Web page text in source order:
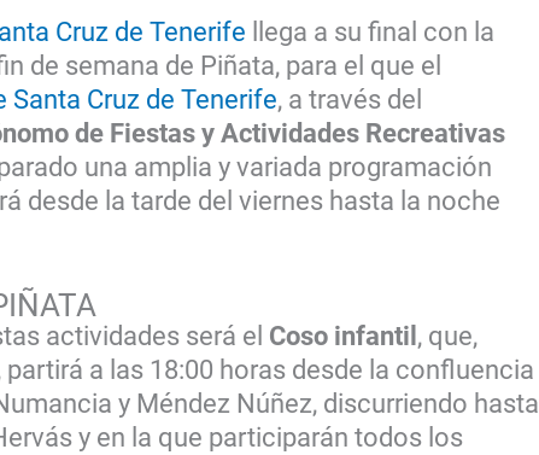
Cruz de Tenerife llega a su final con la
de semana de Piñata, para el que el
Santa Cruz de Tenerife, a través del
de Fiestas y Actividades Recreativas
una amplia y variada programación
desde la tarde del viernes hasta la noche
actividades será el Coso infantil , que,
partirá a las 18:00 horas desde la confluencia
y Méndez Núñez, discurriendo hasta
y en la que participarán todos los